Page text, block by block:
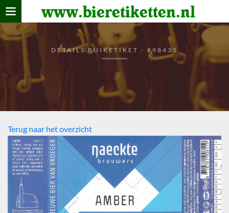
www.bieretiketten.nl
Home
verzamelen
De bierkaart
Bezoekers
DETAILS BUIKETIKET - #98435
Terug naar het overzicht